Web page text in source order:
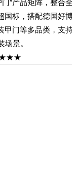
产品矩阵，整合
标，搭配德国好
等多品类，支
景。